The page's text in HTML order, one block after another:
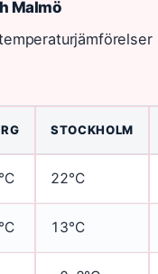
Malmö
STOCKHOLM
22°C
13°C